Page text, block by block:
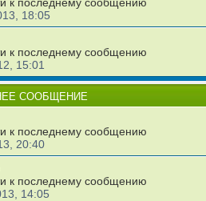
18:05
15:01
СООБЩЕНИЕ
20:40
14:05